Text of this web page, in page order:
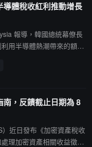
體稅收紅利推動增長
報導，韓國總統幕僚長
用半導體熱潮帶來的額外
"K 型"經濟極化，並為 20
區的均衡發展。
，反饋截止日期為 8
近日發布《加密資產稅收
理加密資產相關收益徵求